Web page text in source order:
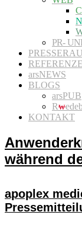
PR-
arsNEWS
BLOGS
arsPUB
Rw
KONTAKT
während
apoplex